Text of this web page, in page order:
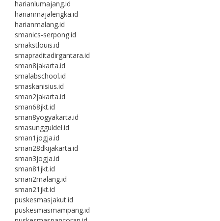
harianlumajang.id
harianmajalengka.id
harianmalang.id
smanics-serpong.id
smakstlouis.id
smapraditadirgantara.id
sman8jakarta.id
smalabschool.id
smaskanisius.id
sman2jakarta.id
sman68jkt.id
sman8yogyakarta.id
smasungguldel.id
sman1jogja.id
sman28dkijakarta.id
sman3jogja.id
sman81jkt.id
sman2malang.id
sman21jkt.id
puskesmasjakut.id
puskesmasmampang.id